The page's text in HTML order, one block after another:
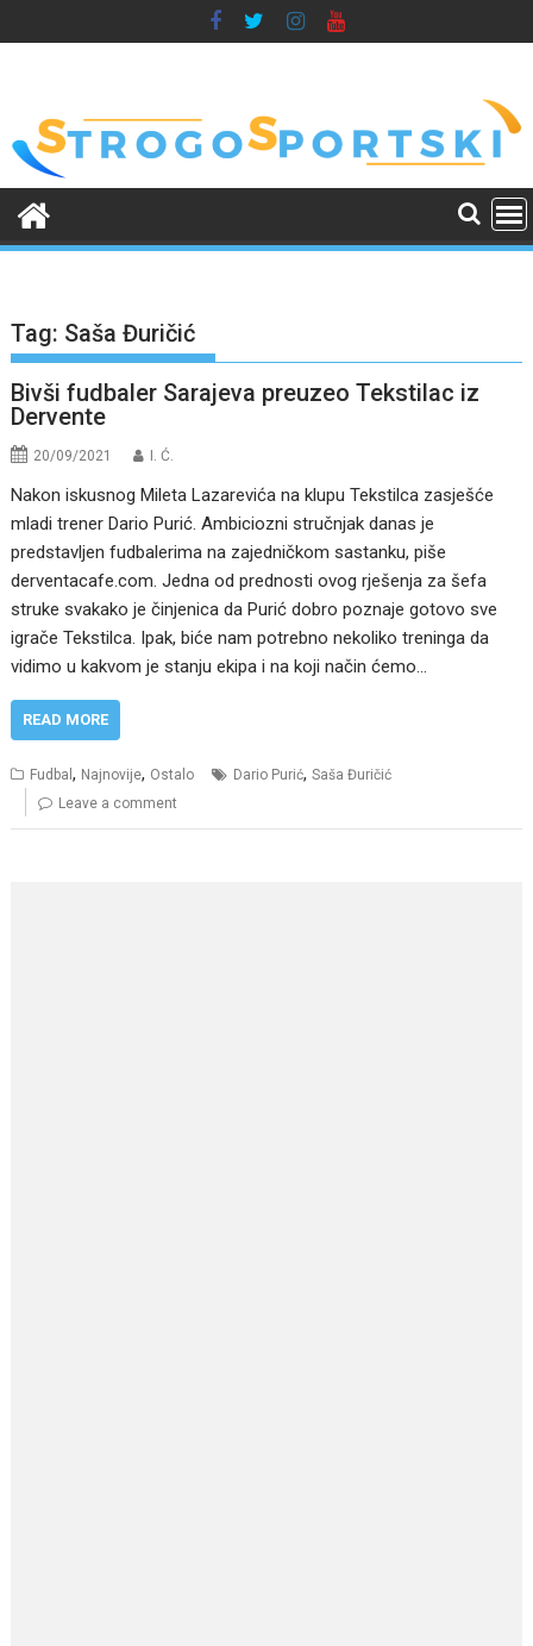
to
Tag: Saša Đuričić
Bivši fudbaler Sarajeva preuzeo Tekstilac iz
Dervente
20/09/2021 I. Ć.
Nakon iskusnog Mileta Lazarevića na klupu Tekstilca zasješće
mladi trener Dario Purić. Ambiciozni stručnjak danas je
predstavljen fudbalerima na zajedničkom sastanku, piše
derventacafe.com. Jedna od prednosti ovog rješenja za šefa
struke svakako je činjenica da Purić dobro poznaje gotovo sve
igrače Tekstilca. Ipak, biće nam potrebno nekoliko treninga da
vidimo u kakvom je stanju ekipa i na koji način ćemo…
READ MORE
Fudbal, Najnovije, Ostalo Dario Purić,Saša Đuričić
Leave a comment